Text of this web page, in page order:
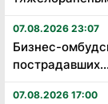
07.08.2026 23:07
Бизнес-
пострадавших...
07.08.2026 17:00